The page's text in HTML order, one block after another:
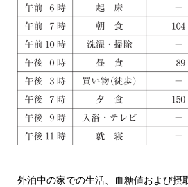
外泊中の家での生活、血糖値および摂